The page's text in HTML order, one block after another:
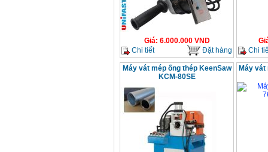
Giá: 6.000.000VND
Chi tiết
Đặt hàng
Chi
Máy vát mép ống thép KeenSaw
KCM-80SE
Máy vát